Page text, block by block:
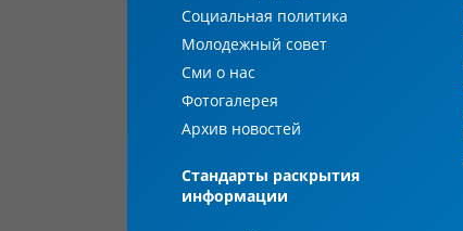
Социальная политика
Молодежный совет
Сми о нас
Фотогалерея
Архив новостей
Стандарты раскрытия
информации